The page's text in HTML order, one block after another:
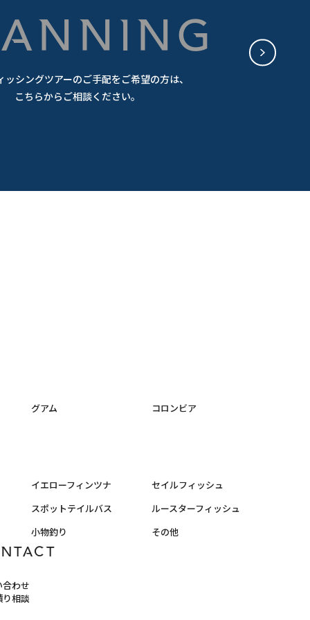
ッシングツアーのご手配をご希望の方は、
こちらからご相談ください。
グアム
コロンビア
イエローフィンツナ
セイルフィッシュ
スポットテイルバス
ルースターフィッシュ
小物釣り その他
合わせ
り相談